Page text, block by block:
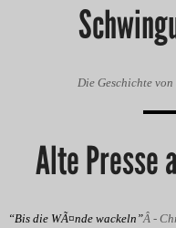
Die Geschichte
Alte Presse
“Bis die WÃ¤nde wackeln”Â -